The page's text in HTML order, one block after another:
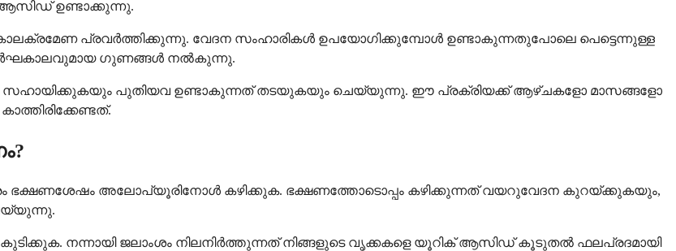
ഉണ്ടാക്കുന്നു.
പ്രവർത്തിക്കുന്നു. വേദന സംഹാരികൾ ഉപയോഗിക്കുമ്പോൾ ഉണ്ടാകുന്നതുപോലെ പെട്ടെന്നുള്ള
ഗുണങ്ങൾ നൽകുന്നു.
സഹായിക്കുകയും പുതിയവ ഉണ്ടാകുന്നത് തടയുകയും ചെയ്യുന്നു. ഈ പ്രക്രിയക്ക് ആഴ്ചകളോ മാസങ്ങളോ
ഭക്ഷണശേഷം അലോപ്യൂരിനോൾ കഴിക്കുക. ഭക്ഷണത്തോടൊപ്പം കഴിക്കുന്നത് വയറുവേദന കുറയ്ക്കുകയും,
നന്നായി ജലാംശം നിലനിർത്തുന്നത് നിങ്ങളുടെ വൃക്കകളെ യൂറിക് ആസിഡ് കൂടുതൽ ഫലപ്രദമായി